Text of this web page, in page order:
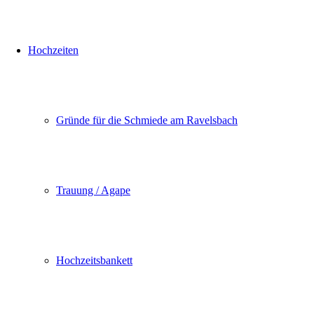
Hochzeiten
Gründe für die Schmiede am Ravelsbach
Trauung / Agape
Hochzeitsbankett